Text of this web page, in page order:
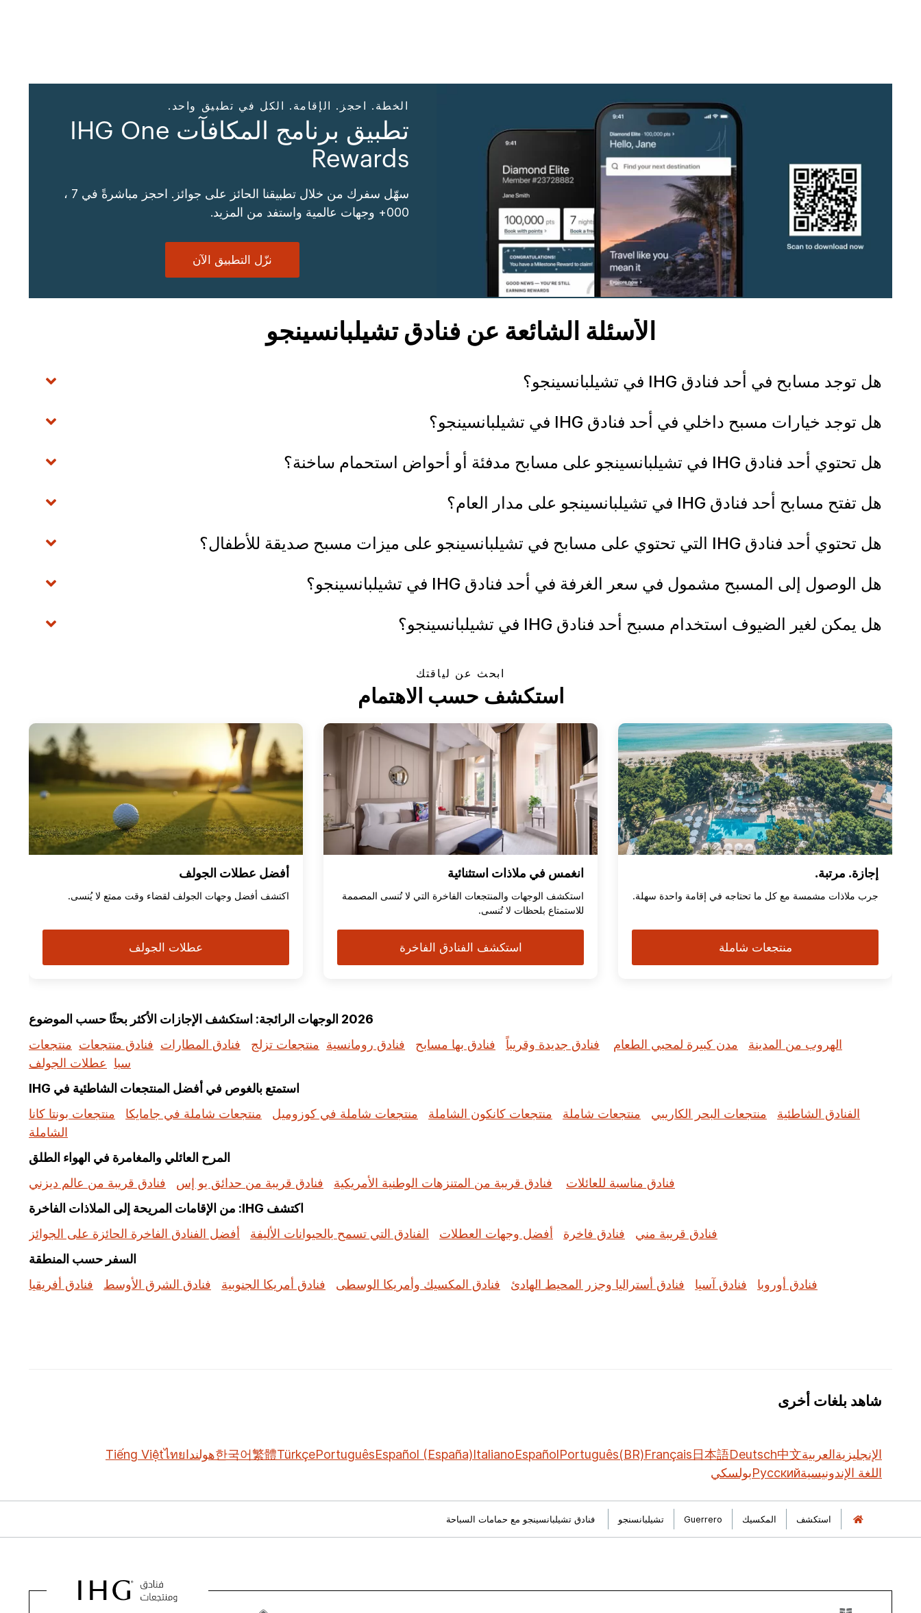
الخطة. احجز. الإقامة. الكل في تطبيق واحد.
تطبيق برنامج المكافآت IHG One
Rewards
سهّل سفرك من خلال تطبيقنا الحائز على جوائز. احجز مباشرةً في 7 ،
000+ وجهات عالمية واستفد من المزيد.
نزّل التطبيق الآن
الأسئلة الشائعة عن فنادق تشيلبانسينجو
هل توجد مسابح في أحد فنادق IHG في تشيلبانسينجو؟
هل توجد خيارات مسبح داخلي في أحد فنادق IHG في تشيلبانسينجو؟
هل تحتوي أحد فنادق IHG في تشيلبانسينجو على مسابح مدفئة أو أحواض استحمام ساخنة؟
هل تفتح مسابح أحد فنادق IHG في تشيلبانسينجو على مدار العام؟
هل تحتوي أحد فنادق IHG التي تحتوي على مسابح في تشيلبانسينجو على ميزات مسبح صديقة للأطفال؟
هل الوصول إلى المسبح مشمول في سعر الغرفة في أحد فنادق IHG في تشيلبانسينجو؟
هل يمكن لغير الضيوف استخدام مسبح أحد فنادق IHG في تشيلبانسينجو؟
ابحث عن لياقتك
استكشف حسب الاهتمام
إجازة. مرتبة.
جرب ملاذات مشمسة مع كل ما تحتاجه في إقامة واحدة سهلة.
منتجعات شاملة
انغمس في ملاذات استثنائية
استكشف الوجهات والمنتجعات الفاخرة التي لا تُنسى المصممة
للاستمتاع بلحظات لا تُنسى.
استكشف الفنادق الفاخرة
أفضل عطلات الجولف
اكتشف أفضل وجهات الجولف لقضاء وقت ممتع لا يُنسى.
عطلات الجولف
2026 الوجهات الرائجة: استكشف الإجازات الأكثر بحثًا حسب الموضوع
الهروب من المدينة
مدن كبيرة لمحبي الطعام فنادق جديدة وقريباً فنادق بها مسابح فنادق رومانسية منتجعات تزلج فنادق المطارات فنادق منتجعات منتجعات
سبا
عطلات الجولف
استمتع بالغوص في أفضل المنتجعات الشاطئية في IHG
الفنادق الشاطئية
منتجعات البحر الكاريبي منتجعات شاملة منتجعات كانكون الشاملة منتجعات شاملة في كوزوميل منتجعات شاملة في جامايكا
منتجعات بونتا كانا
الشاملة
المرح العائلي والمغامرة في الهواء الطلق
فنادق مناسبة للعائلات
فنادق قريبة من المتنزهات الوطنية الأمريكية فنادق قريبة من حدائق يو إس
فنادق قريبة من عالم ديزني
اكتشف IHG: من الإقامات المريحة إلى الملاذات الفاخرة
فنادق قريبة مني
فنادق فاخرة أفضل وجهات العطلات الفنادق التي تسمح بالحيوانات الأليفة
أفضل الفنادق الفاخرة الحائزة على الجوائز
السفر حسب المنطقة
فنادق أوروبا
فنادق آسيا فنادق أستراليا وجزر المحيط الهادئ فنادق المكسيك وأمريكا الوسطى فنادق أمريكا الجنوبية فنادق الشرق الأوسط فنادق أفريقيا
شاهد بلغات أخرى
الإنجليزيةالعربية中文
Deutsch
日本語
Français
Português(BR)
Español
Italiano
Español (España)
Português
Türkçe
繁體
한국어هولنداไทย
Tiếng Việt
اللغة الإندونيسيةРусскийبولسكي
استكشف المكسيك Guerrero تشيلبانسنجو فنادق تشيلبانسينجو مع حمامات السباحة